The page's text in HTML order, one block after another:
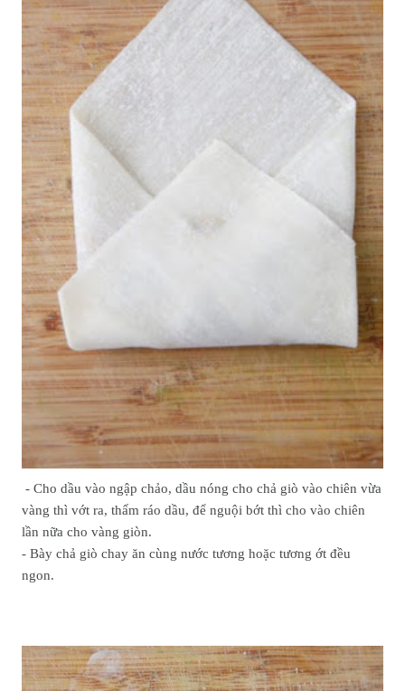
- Cho dầu vào ngập chảo, dầu nóng cho chả giò vào chiên vừa
vàng thì vớt ra, thấm ráo dầu, để nguội bớt thì cho vào chiên
lần nữa cho vàng giòn.
- Bày chả giò chay ăn cùng nước tương hoặc tương ớt đều
ngon.